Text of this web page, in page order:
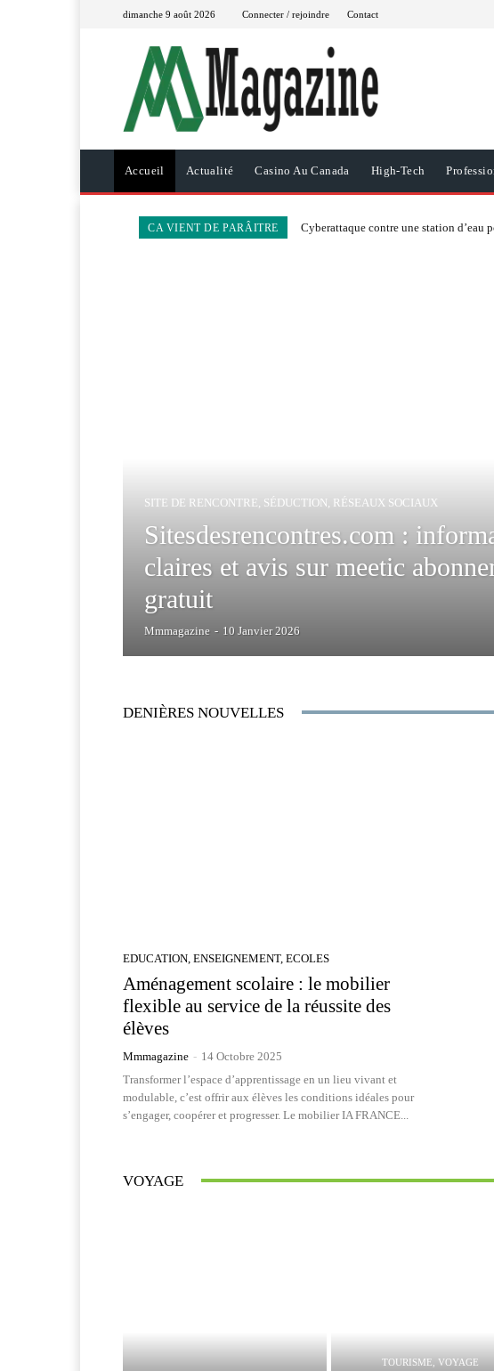
dimanche 9 août 2026 Connecter / rejoindre Contact
Accueil Actualité Casino Au Canada High-Tech
CA VIENT DE PARÂITRE Cyberattaque contre une station d’eau
SITE DE RENCONTRE, SÉDUCTION, RÉSEAUX SOCIAUX
Sitesdesrencontres.com :
claires et avis sur meetic
gratuit
Mmmagazine - 10 Janvier 2026
DENIÈRES NOUVELLES
EDUCATION, ENSEIGNEMENT, ECOLES
Aménagement scolaire : le mobilier
flexible au service de la réussite des
élèves
Mmmagazine - 14 Octobre 2025
Transformer l’espace d’apprentissage en un lieu vivant et
modulable, c’est offrir aux élèves les conditions idéales pour
s’engager, coopérer et progresser. Le mobilier IA FRANCE...
VOYAGE
TOURISME, VOYAGE